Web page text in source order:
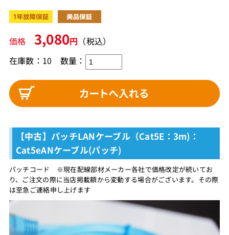
価格 3,080円 （税込）
在庫数：10 数量：
【中古】パッチLANケーブル（Cat5E：3m)：
Cat5eANケーブル(パッチ)
パッチコード ※現在配線部材メーカー各社で価格改定が続いてお
り、ご注文の際に当店掲載額から変動する場合がございます。その際
は至急ご連絡申し上げます